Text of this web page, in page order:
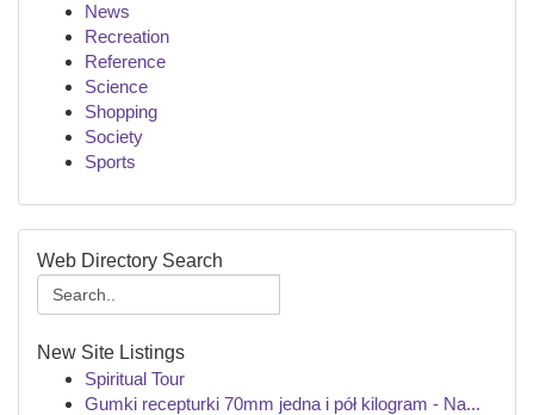
News
Recreation
Reference
Science
Shopping
Society
Sports
Web Directory Search
New Site Listings
Spiritual Tour
Gumki recepturki 70mm jedna i pół kilogram - Na...